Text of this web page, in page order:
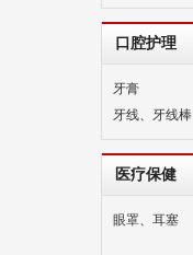
口腔护理
牙膏
牙线、牙线棒
医疗保健
眼罩、耳塞